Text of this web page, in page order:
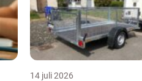
14 juli 2026